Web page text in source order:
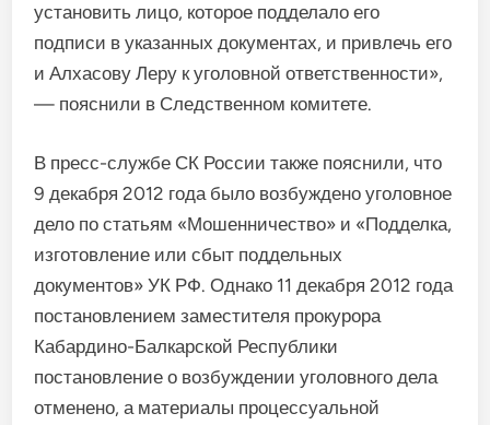
установить лицо, которое подделало его
подписи в указанных документах, и привлечь его
и Алхасову Леру к уголовной ответственности»,
— пояснили в Следственном комитете.
В пресс-службе СК России также пояснили, что
9 декабря 2012 года было возбуждено уголовное
дело по статьям «Мошенничество» и «Подделка,
изготовление или сбыт поддельных
документов» УК РФ. Однако 11 декабря 2012 года
постановлением заместителя прокурора
Кабардино-Балкарской Республики
постановление о возбуждении уголовного дела
отменено, а материалы процессуальной